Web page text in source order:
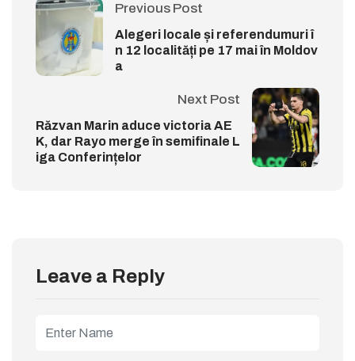
Previous Post
Alegeri locale și referendumuri î
n 12 localități pe 17 mai în Moldov
a
Next Post
Răzvan Marin aduce victoria AE
K, dar Rayo merge în semifinale L
iga Conferințelor
Leave a Reply